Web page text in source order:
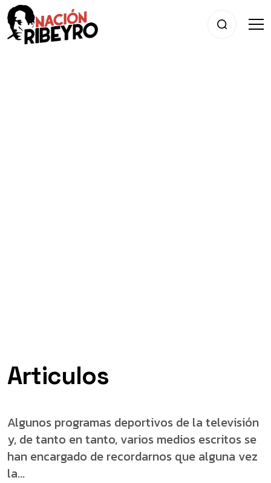
Articulos
Algunos programas deportivos de la televisión
y, de tanto en tanto, varios medios escritos se
han encargado de recordarnos que alguna vez
la...